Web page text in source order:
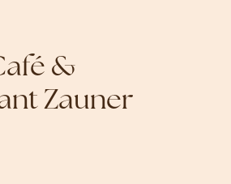
&
Zauner